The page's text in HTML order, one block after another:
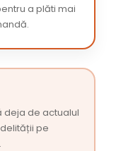
a plăti mai
deja de actualul
pe